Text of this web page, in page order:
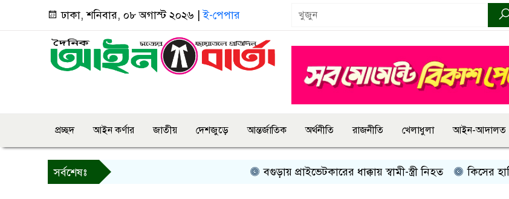
ঢাকা, শনিবার, ০৮ অগাস্ট ২০২৬ |ই-পেপার
প্রচ্ছদ আইন কর্ণার জাতীয় দেশজুড়ে আন্তর্জাতিক অর্থনীতি রাজনীতি খেলাধুলা আইন-আদালত
সর্বশেষঃ বগুড়ায় প্রাইভেটকারের ধাক্কায় স্বামী-স্ত্রী নিহত কিসের হাসিনা!